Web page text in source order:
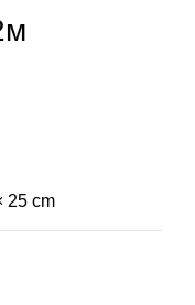
25 cm